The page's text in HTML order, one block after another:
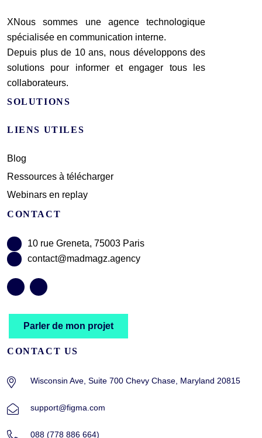
XNous sommes une agence technologique
spécialisée en communication interne.
Depuis plus de 10 ans, nous développons des
solutions pour informer et engager tous les
collaborateurs.
SOLUTIONS
LIENS UTILES
Blog
Ressources à télécharger
Webinars en replay
CONTACT
10 rue Greneta, 75003 Paris
contact@madmagz.agency
Parler de mon projet
CONTACT US
Wisconsin Ave, Suite 700 Chevy Chase, Maryland 20815
support@figma.com
088 (778 886 664)